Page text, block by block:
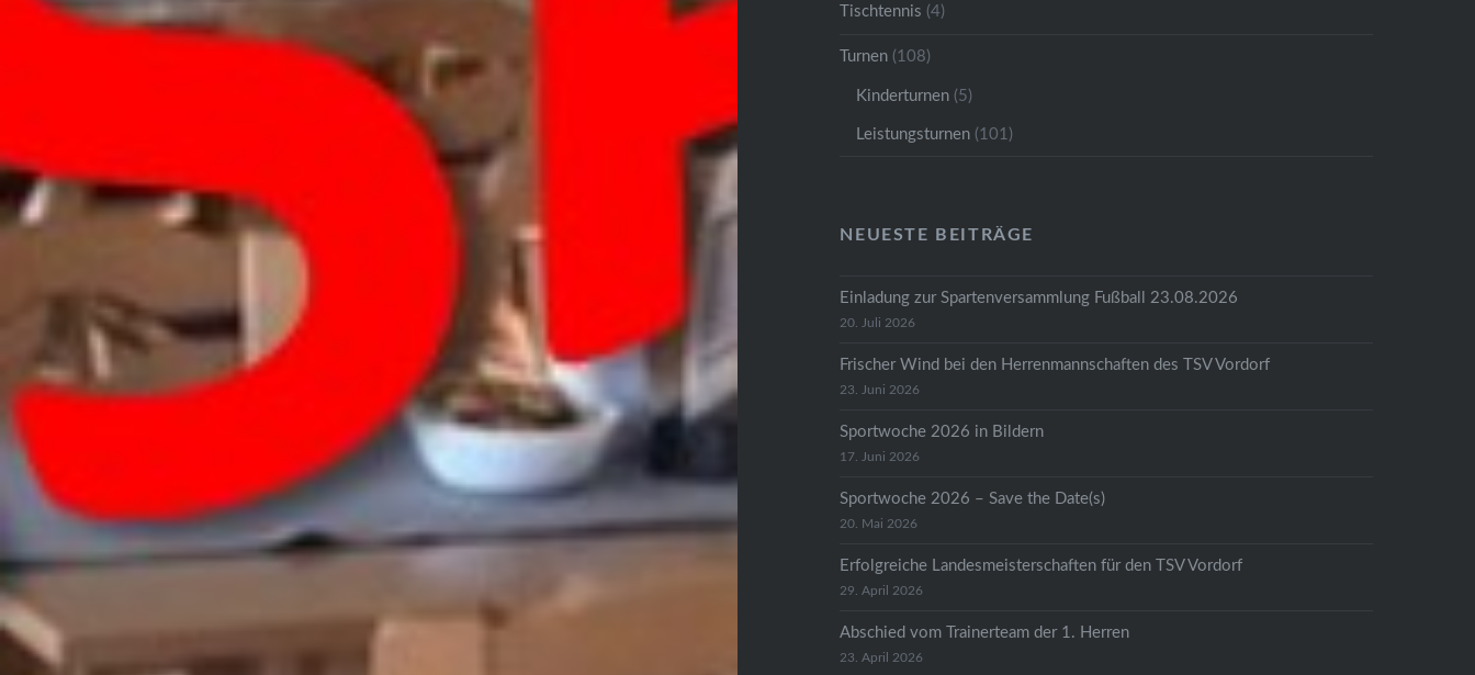
Tischtennis (4)
Turnen (108)
Kinderturnen (5)
Leistungsturnen (101)
NEUESTE BEITRÄGE
Einladung zur Spartenversammlung Fußball 23.08.2026
20. Juli 2026
Frischer Wind bei den Herrenmannschaften des TSV Vordorf
23. Juni 2026
Sportwoche 2026 in Bildern
17. Juni 2026
Sportwoche 2026 – Save the Date(s)
20. Mai 2026
Erfolgreiche Landesmeisterschaften für den TSV Vordorf
29. April 2026
Abschied vom Trainerteam der 1. Herren
23. April 2026